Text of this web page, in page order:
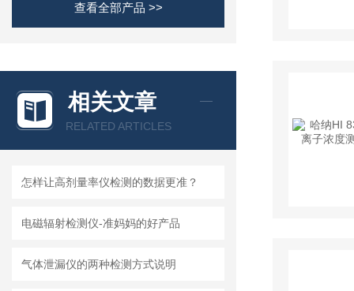
查看全部产品 >>
相关文章
RELATED ARTICLES
怎样让高剂量率仪检测的数据更准？
电磁辐射检测仪-准妈妈的好产品
气体泄漏仪的两种检测方式说明